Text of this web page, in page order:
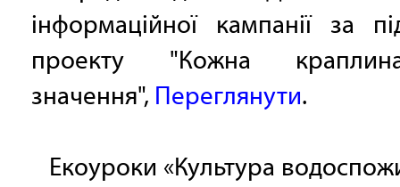
інформаційної кампанії за
проекту "Кожна
значення", Переглянути.
Екоуроки «Культура